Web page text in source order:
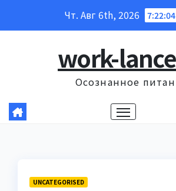
Чт. Авг 6th, 2026
work-
Осознанное
UNCATEGORISED